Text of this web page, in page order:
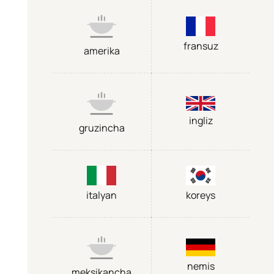
amerika fransuz
gruzincha
ingliz
italyan koreys
nemis